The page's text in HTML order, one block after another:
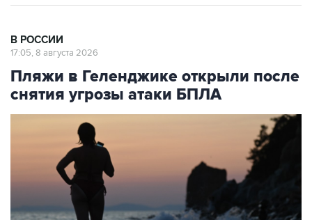
В РОССИИ
17:05, 8 августа 2026
Пляжи в Геленджике открыли после
снятия угрозы атаки БПЛА